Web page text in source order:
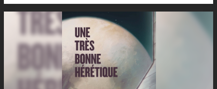
Mathieu Bablet > Lire tout l'article <